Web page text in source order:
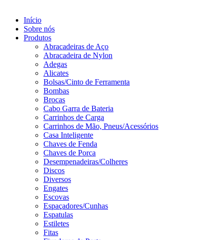
Início
Sobre nós
Produtos
Abracadeiras de Aço
Abracadeira de Nylon
Adegas
Alicates
Bolsas/Cinto de Ferramenta
Bombas
Brocas
Cabo Garra de Bateria
Carrinhos de Carga
Carrinhos de Mão, Pneus/Acessórios
Casa Inteligente
Chaves de Fenda
Chaves de Porca
Desempenadeiras/Colheres
Discos
Diversos
Engates
Escovas
Espaçadores/Cunhas
Espatulas
Estiletes
Fitas